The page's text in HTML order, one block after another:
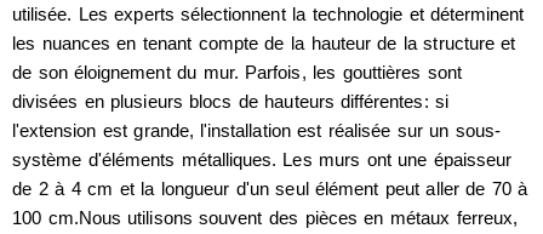
utilisée. Les experts sélectionnent la technologie et déterminent
les nuances en tenant compte de la hauteur de la structure et
de son éloignement du mur. Parfois, les gouttières sont
divisées en plusieurs blocs de hauteurs différentes: si
l'extension est grande, l'installation est réalisée sur un sous-
système d'éléments métalliques. Les murs ont une épaisseur
de 2 à 4 cm et la longueur d'un seul élément peut aller de 70 à
100 cm.Nous utilisons souvent des pièces en métaux ferreux,